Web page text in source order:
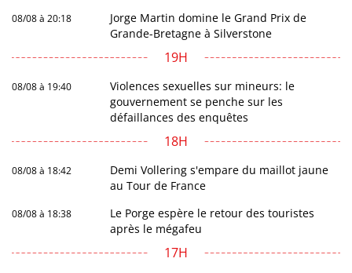
08/08 à 20:18
Jorge Martin domine le Grand Prix de
Grande-Bretagne à Silverstone
19H
08/08 à 19:40
Violences sexuelles sur mineurs: le
gouvernement se penche sur les
défaillances des enquêtes
18H
08/08 à 18:42
Demi Vollering s'empare du maillot jaune
au Tour de France
08/08 à 18:38
Le Porge espère le retour des touristes
après le mégafeu
17H